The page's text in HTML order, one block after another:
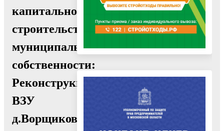
капитального
строительства
муниципальной
собственности:
Реконструкция
ВЗУ
д.Ворщиково